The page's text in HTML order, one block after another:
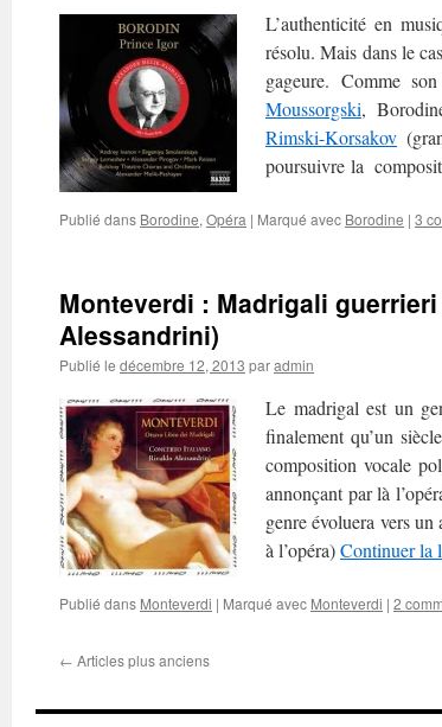
L’authenticité en
résolu. Mais dans le
gageure. Comme
Moussorgski,
Rimski-Korsakov
poursuivre la
Publié dans Borodine, Opéra | Marqué avec Borodine | 3
Monteverdi : Madrigali
Alessandrini)
Publié le décembre 12, 2013 paradmin
Le madrigal est un
finalement qu’un
composition vocale
annonçant par là
genre évoluera vers
à l’opéra)Continuer la
Publié dans Monteverdi | Marqué avec Monteverdi | 2
← Articles plus anciens